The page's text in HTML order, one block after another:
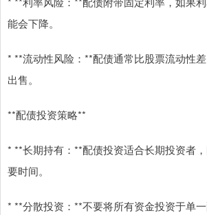
能会下降。
* **流动性风险：**配债通常比股票流动性
出售。
**配债投资策略**
* **长期持有：**配债投资适合长期投资者
要时间。
* **分散投资：**不要将所有资金投资于单